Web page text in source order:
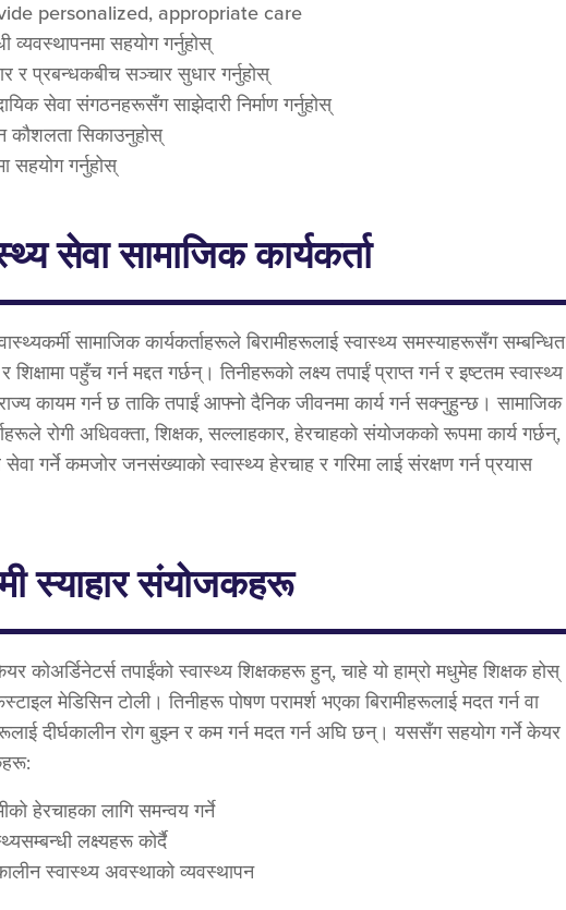
personalized, appropriate care
व्यवस्थापनमा सहयोग गर्नुहोस्
र प्रबन्धकबीच सञ्चार सुधार गर्नुहोस्
सेवा संगठनहरूसँग साझेदारी निर्माण गर्नुहोस्
कौशलता सिकाउनुहोस्
सहयोग गर्नुहोस्
सेवा सामाजिक कार्यकर्ता
सामाजिक कार्यकर्ताहरूले बिरामीहरूलाई स्वास्थ्य समस्याहरूसँग सम्बन्धित
शिक्षामा पहुँच गर्न मद्दत गर्छन्। तिनीहरूको लक्ष्य तपाईं प्राप्त गर्न र इष्टतम स्वास्थ्य
कायम गर्न छ ताकि तपाईं आफ्नो दैनिक जीवनमा कार्य गर्न सक्नुहुन्छ। सामाजिक
रोगी अधिवक्ता, शिक्षक, सल्लाहकार, हेरचाहको संयोजकको रूपमा कार्य गर्छन्,
सेवा गर्ने कमजोर जनसंख्याको स्वास्थ्य हेरचाह र गरिमा लाई संरक्षण गर्न प्रयास
स्याहार संयोजकहरू
कोअर्डिनेटर्स तपाईंको स्वास्थ्य शिक्षकहरू हुन्, चाहे यो हाम्रो मधुमेह शिक्षक होस्
मेडिसिन टोली। तिनीहरू पोषण परामर्श भएका बिरामीहरूलाई मदत गर्न वा
दीर्घकालीन रोग बुझ्न र कम गर्न मदत गर्न अघि छन्। यससँग सहयोग गर्ने केयर
हेरचाहका लागि समन्वय गर्ने
लक्ष्यहरू कोर्दै
स्वास्थ्य अवस्थाको व्यवस्थापन